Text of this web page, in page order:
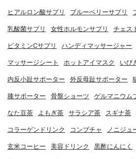
ヒアルロン酸サプリ ブルーベリーサプリ
乳酸菌サプリ 女性ホルモンサプリ チェス
ビタミンCサプリ ハンディマッサージャー
マッサージシート ホットアイマスク いび
内反小趾サポーター 外反母趾サポーター
膝サポーター 骨盤ショーツ ゲルマニウム
なた豆茶 よもぎ茶 サラシア茶 スギナ茶
コラーゲンドリンク コンブチャ ノニジュ
玄米コーヒー 美容ドリンク 黒酢にんにく